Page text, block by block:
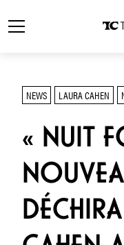
NEWS LAURA CAHEN
« NUIT